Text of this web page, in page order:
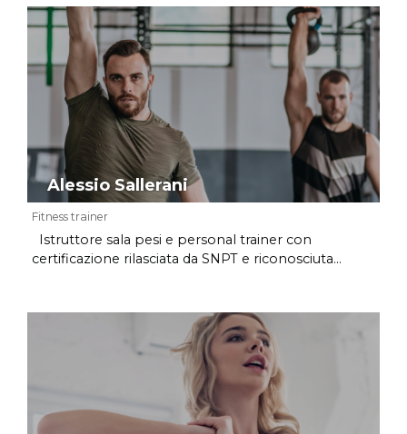
Alessio Sallerani
Fitness trainer
Istruttore sala pesi e personal trainer con
certificazione rilasciata da SNPT e riconosciuta...